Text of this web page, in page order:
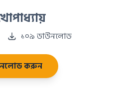
১০৯ ডাউনলোড
করুন